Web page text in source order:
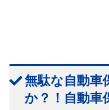
無駄な自動車
か？！自動車